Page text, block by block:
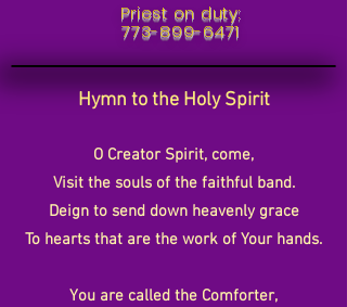
Priest on duty:
773-899-6471
Hymn to the Holy Spirit
O Creator Spirit, come,
Visit the souls of the faithful band.
Deign to send down heavenly grace
To hearts that are the work of Your hands.
You are called the Comforter,